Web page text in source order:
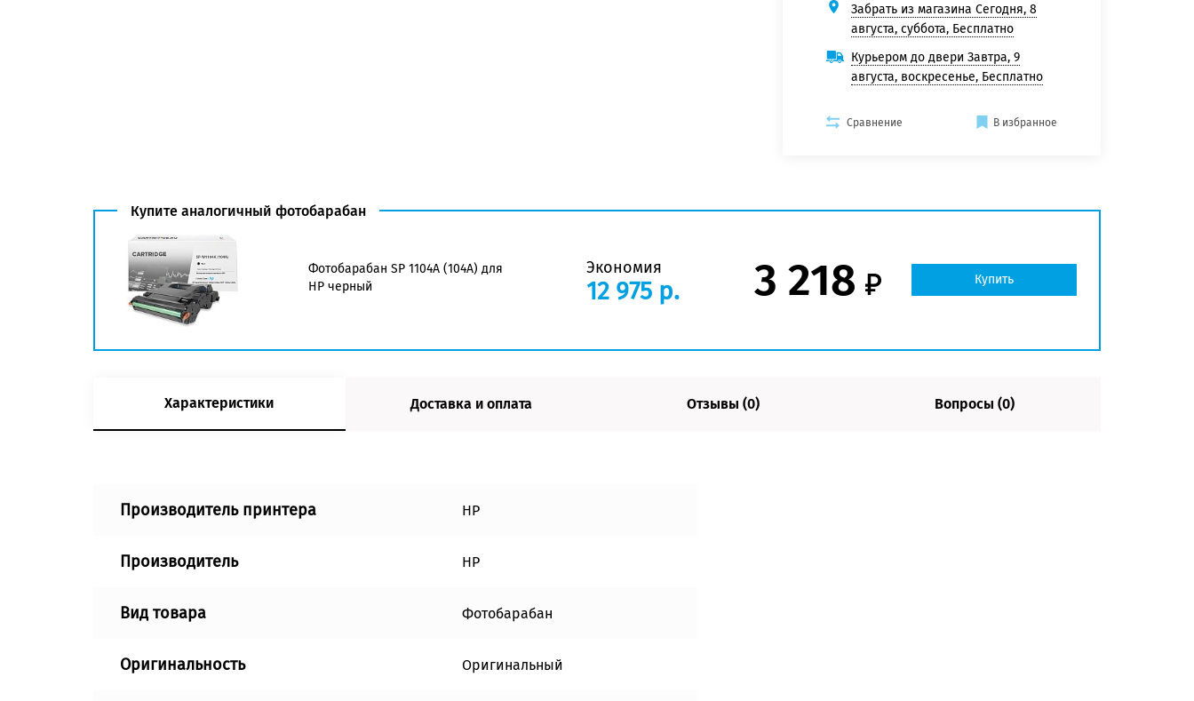
125 баллов
150 баллов
Забрать из магазина Сегодня, 8
августа, суббота, Бесплатно
Курьером до двери Завтра, 9
августа, воскресенье, Бесплатно
Сравнение В избранное
Купите аналогичный фотобарабан
Фотобарабан SP 1104A (104A) для
HP черный
Экономия
12 975 р. 3 218 Купить
Характеристики Доставка и оплата Отзывы (0) Вопросы (0)
Производитель принтера HP
Производитель HP
Вид товара Фотобарабан
Оригинальность Оригинальный